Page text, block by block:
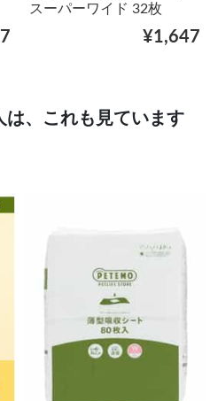
スーパーワイド 32枚
¥1,647
は、これも見ています